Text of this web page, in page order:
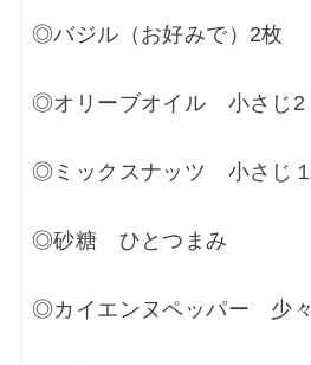
◎バジル（お好みで）2枚
◎オリーブオイル 小さじ2
◎ミックスナッツ 小さじ１
◎砂糖 ひとつまみ
◎カイエンヌペッパー 少々